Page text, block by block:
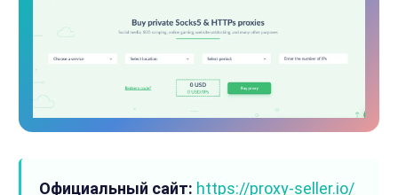
Официальный сайт: https://proxy-seller.io/